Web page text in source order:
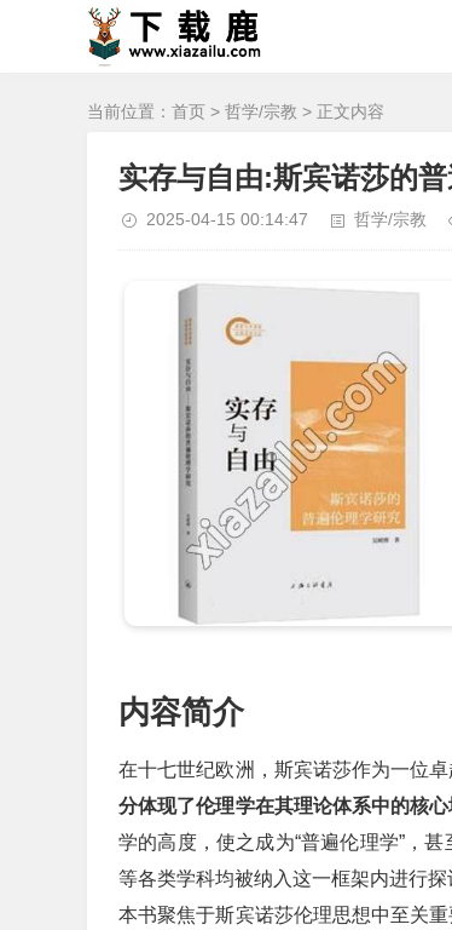
当前位置： 首页 > 哲学/宗教 > 正文内容
实存与自由:斯宾诺莎的
2025-04-15 00:14:47 哲学/宗教
内容简介
在十七世纪欧洲，斯宾诺莎作为一位
分体现了伦理学在其理论体系中的核心
学的高度，使之成为“普遍伦理学”，
等各类学科均被纳入这一框架内进行探
本书聚焦于斯宾诺莎伦理思想中至关